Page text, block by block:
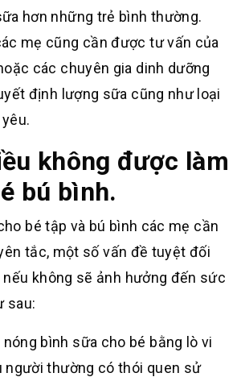
hơn những trẻ bình thường.
mẹ cũng cần được tư vấn của
các chuyên gia dinh dưỡng
định lượng sữa cũng như loại
không được làm
bú bình.
bé tập và bú bình các mẹ cần
tắc, một số vấn đề tuyệt đối
không sẽ ảnh hưởng đến sức
sau:
nóng bình sữa cho bé bằng lò vi
người thường có thói quen sử